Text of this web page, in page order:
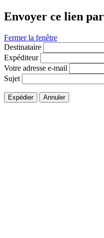
Envoyer ce lien
Fermer la fenêtre
Destinataire
Expéditeur
Votre adresse e-mail
Sujet
Expédier Annuler